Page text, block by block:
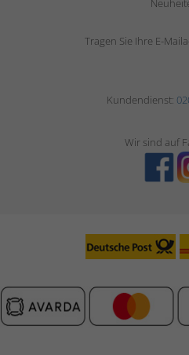
Tragen Sie Ihre E-
Kundendienst:
Wir sind auf